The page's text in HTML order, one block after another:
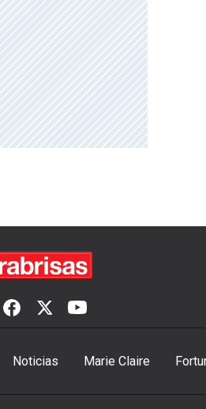
Noticias Marie Claire